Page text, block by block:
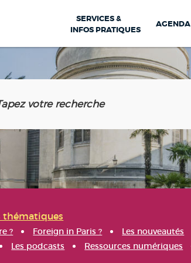
SERVICES &
INFOS PRATIQUES
AGENDA
thématiques
? Foreign in Paris ? Les nouveautés
Les podcasts Ressources numériques